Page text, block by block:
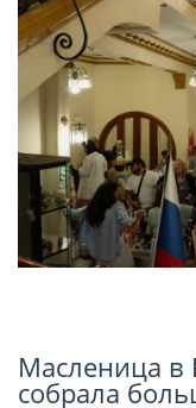
Масленица в
собрала